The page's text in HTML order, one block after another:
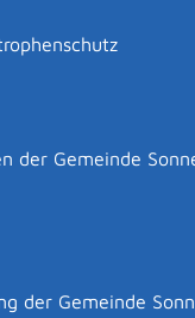
der Gemeinde
der Gemeinde
Zurück zur Suche